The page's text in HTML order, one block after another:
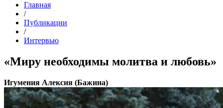
Главная
/
Публикации
/
Интервью
«Миру необходимы молитва и любовь»
Игумения Алексия (Бажина)